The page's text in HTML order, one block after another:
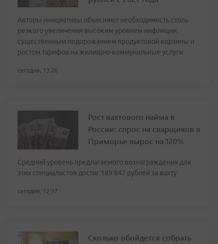
Авторы инициативы объясняют необходимость столь
резкого увеличения высоким уровнем инфляции,
существенным подорожанием продуктовой корзины и
ростом тарифов на жилищно-коммунальные услуги
сегодня, 13:26
Рост вахтового найма в
России: спрос на сварщиков в
Приморье вырос на 120%
Средний уровень предлагаемого вознаграждения для
этих специалистов достиг 189 847 рублей за вахту
сегодня, 12:37
Сколько обойдется собрать